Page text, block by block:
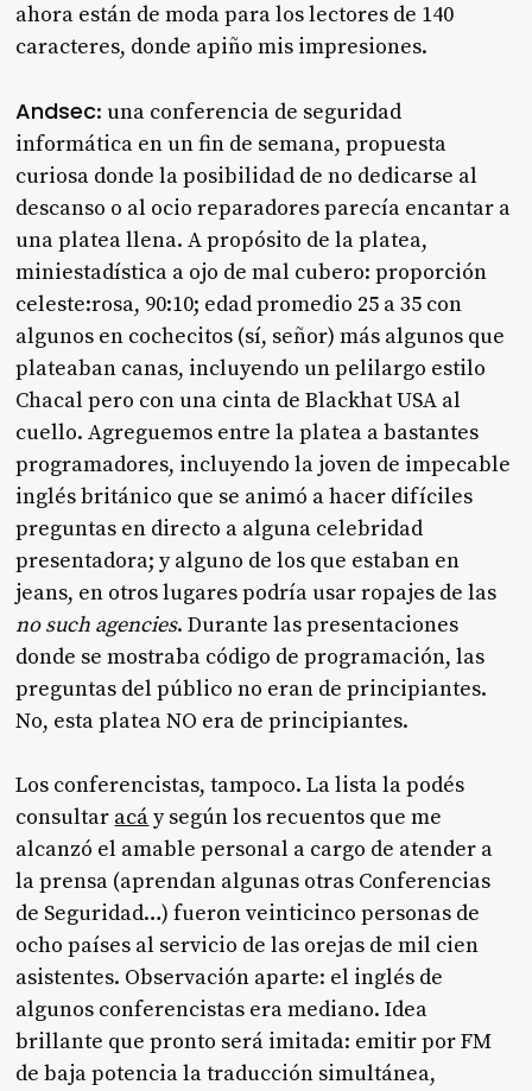
ahora están de moda para los lectores de 140
caracteres, donde apiño mis impresiones.
Andsec: una conferencia de seguridad
informática en un fin de semana, propuesta
curiosa donde la posibilidad de no dedicarse al
descanso o al ocio reparadores parecía encantar a
una platea llena. A propósito de la platea,
miniestadística a ojo de mal cubero: proporción
celeste:rosa, 90:10; edad promedio 25 a 35 con
algunos en cochecitos (sí, señor) más algunos que
plateaban canas, incluyendo un pelilargo estilo
Chacal pero con una cinta de Blackhat USA al
cuello. Agreguemos entre la platea a bastantes
programadores, incluyendo la joven de impecable
inglés británico que se animó a hacer difíciles
preguntas en directo a alguna celebridad
presentadora; y alguno de los que estaban en
jeans, en otros lugares podría usar ropajes de las
no such agencies. Durante las presentaciones
donde se mostraba código de programación, las
preguntas del público no eran de principiantes.
No, esta platea NO era de principiantes.
Los conferencistas, tampoco. La lista la podés
consultar acáy según los recuentos que me
alcanzó el amable personal a cargo de atender a
la prensa (aprendan algunas otras Conferencias
de Seguridad…) fueron veinticinco personas de
ocho países al servicio de las orejas de mil cien
asistentes. Observación aparte: el inglés de
algunos conferencistas era mediano. Idea
brillante que pronto será imitada: emitir por FM
de baja potencia la traducción simultánea,